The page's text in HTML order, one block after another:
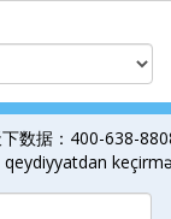
数据：400-638-